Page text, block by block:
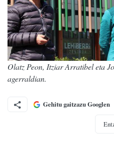
Olatz Peon, Itziar Arratibel eta
agerraldian.
Gehitu gaitzazu Googlen